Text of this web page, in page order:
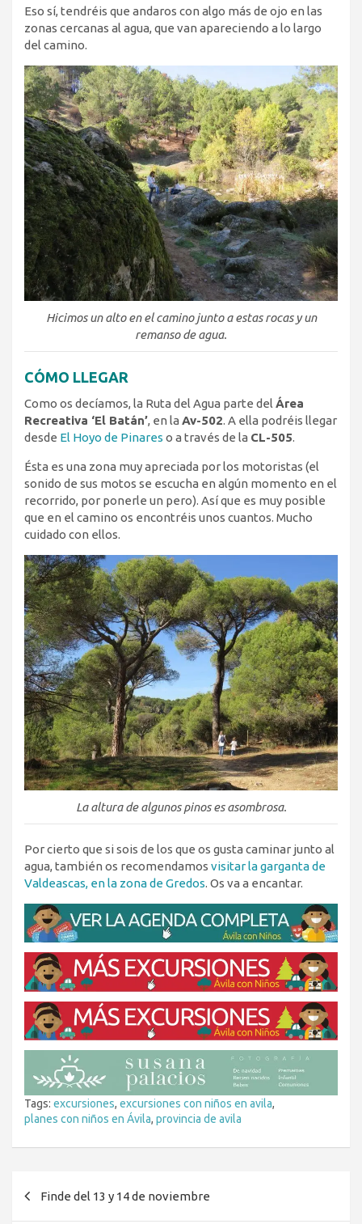
Eso sí, tendréis que andaros con algo más de ojo en las
zonas cercanas al agua, que van apareciendo a lo largo
del camino.
Hicimos un alto en el camino junto a estas rocas y un
remanso de agua.
CÓMO LLEGAR
Como os decíamos, la Ruta del Agua parte del Área
Recreativa ‘El Batán’, en la Av-502. A ella podréis llegar
desde El Hoyo de Pinares o a través de la CL-505.
Ésta es una zona muy apreciada por los motoristas (el
sonido de sus motos se escucha en algún momento en el
recorrido, por ponerle un pero). Así que es muy posible
que en el camino os encontréis unos cuantos. Mucho
cuidado con ellos.
La altura de algunos pinos es asombrosa.
Por cierto que si sois de los que os gusta caminar junto al
agua, también os recomendamos visitar la garganta de
Valdeascas, en la zona de Gredos. Os va a encantar.
Tags: excursiones, excursiones con niños en avila,
planes con niños en Ávila, provincia de avila
Finde del 13 y 14 de noviembre